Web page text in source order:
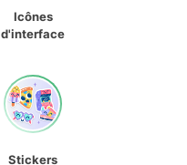
Icônes
d'interface
Stickers